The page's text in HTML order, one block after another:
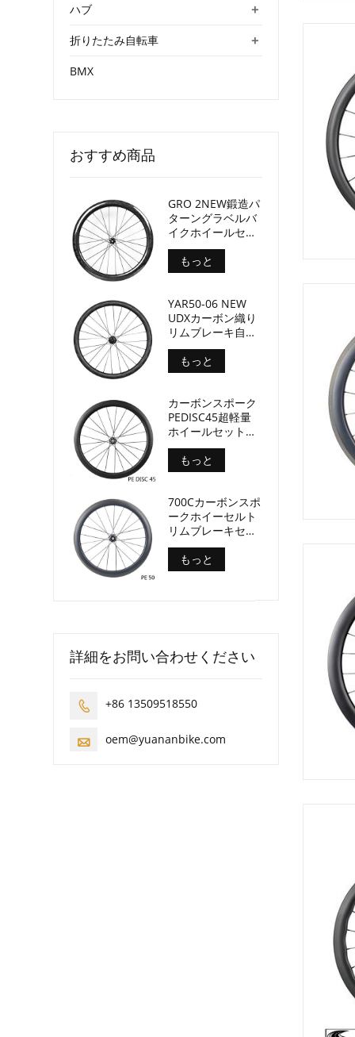
+
ハブ
+
折りたたみ自転車
BMX
おすすめ商品
GRO 2NEW鍛造パ
ターングラベルバ
イクホイールセッ
ト深さ45mm内幅
24mm
もっと
YAR50-06 NEW
UDXカーボン織り
リムブレーキ自転
車ホイールセット
深さ50mm幅
29mm
もっと
カーボンスポーク
PEDISC45超軽量
ホイールセットセ
ラミックベアリン
グ1280gのみ
もっと
700Cカーボンスポ
ークホイーセルト
リムブレーキセラ
ミックベアリング
ロードバイクホイ
ールセット
もっと
詳細をお問い合わせください
 +86 13509518550
 oem@yuananbike.com